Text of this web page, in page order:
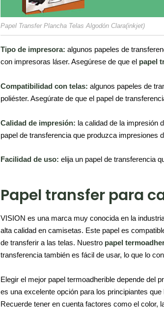
Papel Transfer Plancha Telas Algodón Clara(inkjet)
Tipo de impresora: algunos papeles de
con impresoras láser. Asegúrese de que el papel
Compatibilidad con telas: algunos papeles de
poliéster. Asegúrate de que el papel de
Calidad de impresión: la calidad de la impresión
papel de transferencia que produzca impresiones
Facilidad de uso: elija un papel de transferencia
Papel transfer para
VISION es una marca muy conocida en la
alta calidad en camisetas. Este papel es
de transferir a las telas. Nuestro papel
transferencia también es fácil de usar, lo que lo
Elegir el mejor papel termoadherible depende del
es una excelente opción para los principiantes
Recuerde tener en cuenta factores como el color,